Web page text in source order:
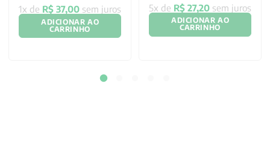
1x de R$ 37,00 sem juros
ADICIONAR AO
CARRINHO
5x de R$ 27,20 sem juros
ADICIONAR AO
CARRINHO